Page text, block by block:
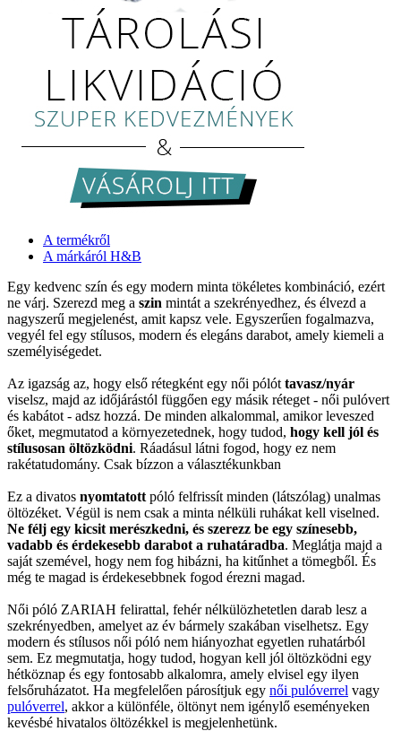
A termékről
A márkáról H&B
Egy kedvenc szín és egy modern minta tökéletes kombináció, ezért
ne várj. Szerezd meg a szin mintát a szekrényedhez, és élvezd a
nagyszerű megjelenést, amit kapsz vele. Egyszerűen fogalmazva,
vegyél fel egy stílusos, modern és elegáns darabot, amely kiemeli a
személyiségedet.
Az igazság az, hogy első rétegként egy női pólót tavasz/nyár
viselsz, majd az időjárástól függően egy másik réteget - női pulóvert
és kabátot - adsz hozzá. De minden alkalommal, amikor leveszed
őket, megmutatod a környezetednek, hogy tudod, hogy kell jól és
stílusosan öltözködni. Ráadásul látni fogod, hogy ez nem
rakétatudomány. Csak bízzon a választékunkban
Ez a divatos nyomtatott póló felfrissít minden (látszólag) unalmas
öltözéket. Végül is nem csak a minta nélküli ruhákat kell viselned.
Ne félj egy kicsit merészkedni, és szerezz be egy színesebb,
vadabb és érdekesebb darabot a ruhatáradba. Meglátja majd a
saját szemével, hogy nem fog hibázni, ha kitűnhet a tömegből. És
még te magad is érdekesebbnek fogod érezni magad.
Női póló ZARIAH felirattal, fehér nélkülözhetetlen darab lesz a
szekrényedben, amelyet az év bármely szakában viselhetsz. Egy
modern és stílusos női póló nem hiányozhat egyetlen ruhatárból
sem. Ez megmutatja, hogy tudod, hogyan kell jól öltözködni egy
hétköznap és egy fontosabb alkalomra, amely elvisel egy ilyen
felsőruházatot. Ha megfelelően párosítjuk egy női pulóverrel vagy
pulóverrel, akkor a különféle, öltönyt nem igénylő eseményeken
kevésbé hivatalos öltözékkel is megjelenhetünk.